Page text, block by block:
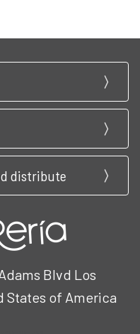
distribute
Blvd Los
States of America